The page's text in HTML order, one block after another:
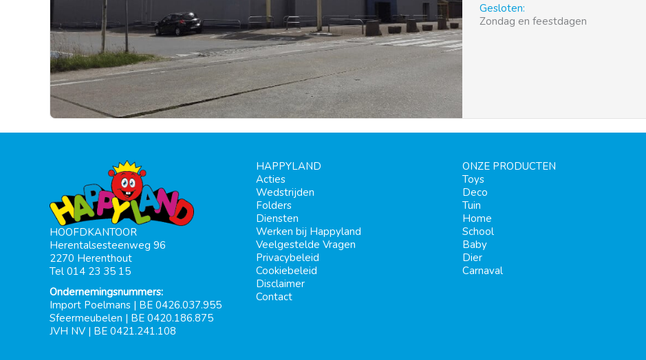
Gesloten:
Zondag en feestdagen
HOOFDKANTOOR
Herentalsesteenweg 96
2270 Herenthout
Tel 014 23 35 15
Ondernemingsnummers:
Import Poelmans | BE 0426.037.955
Sfeermeubelen | BE 0420.186.875
JVH NV | BE 0421.241.108
HAPPYLAND
Acties
Wedstrijden
Folders
Diensten
Werken bij Happyland
Veelgestelde Vragen
Privacybeleid
Cookiebeleid
Disclaimer
Contact
ONZE PRODUCTEN
Toys
Deco
Tuin
Home
School
Baby
Dier
Carnaval